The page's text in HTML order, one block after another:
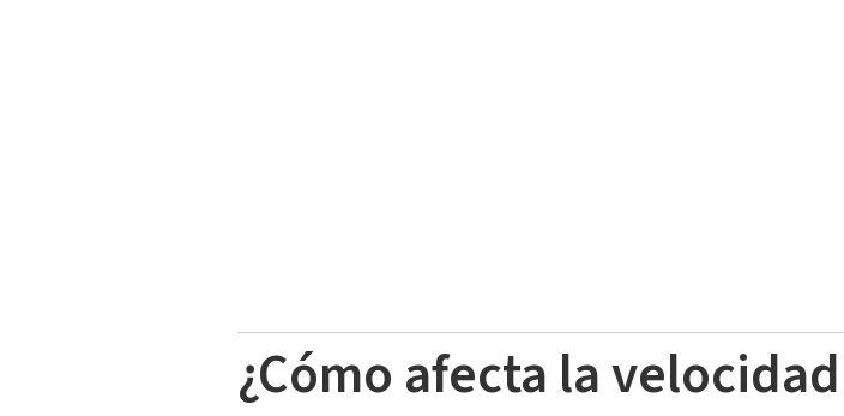
¿Cómo afecta la